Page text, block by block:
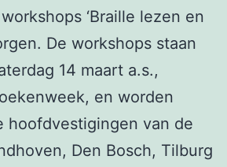
‘Braille lezen en
De workshops staan
14 maart a.s.,
en worden
hoofdvestigingen van de
Den Bosch, Tilburg